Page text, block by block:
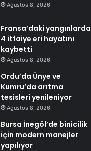
Ağustos 8, 2026
Fransa’daki yangınlarda
4 itfaiye eri hayatını
kaybetti
Ağustos 8, 2026
Ordu’da Ünye ve
Kumru’da arıtma
tesisleri yenileniyor
Ağustos 8, 2026
Bursa İnegöl’de binicilik
için modern manejler
yapılıyor